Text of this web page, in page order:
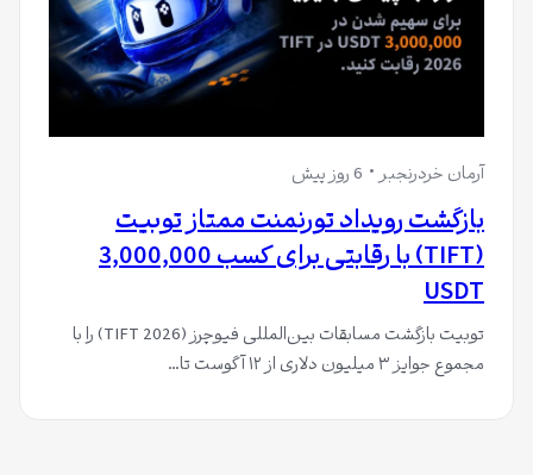
آرمان خردرنجبر 6 روز پیش
بازگشت رویداد تورنمنت ممتاز تو‌بیت
(TIFT) با رقابتی برای کسب 3,000,000
USDT
توبیت بازگشت مسابقات بین‌المللی فیوچرز (TIFT 2026) را با
مجموع جوایز ۳ میلیون دلاری از ۱۲ آگوست تا…